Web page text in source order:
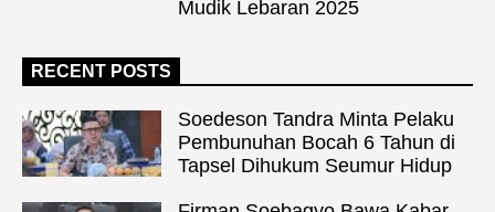
Mudik Lebaran 2025
RECENT POSTS
Soedeson Tandra Minta Pelaku
Pembunuhan Bocah 6 Tahun di
Tapsel Dihukum Seumur Hidup